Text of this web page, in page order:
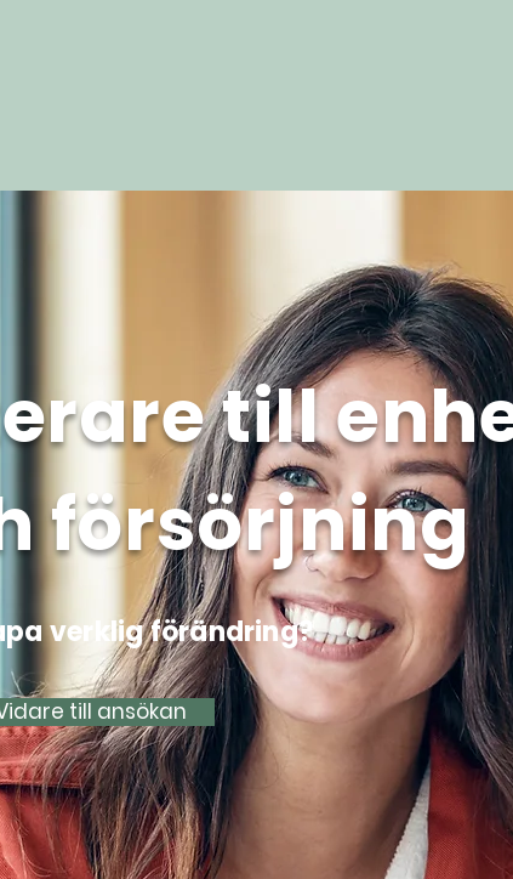
till
försörjning
verklig förändring?
till ansökan